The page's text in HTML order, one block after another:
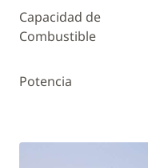
Capacidad de
Combustible
Potencia